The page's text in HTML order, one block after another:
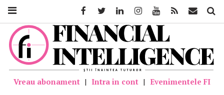
Vreau abonament | Intra in cont | Evenimentele FI
FacebookTwitter LinkedinInstagramYoutube Feed Mail